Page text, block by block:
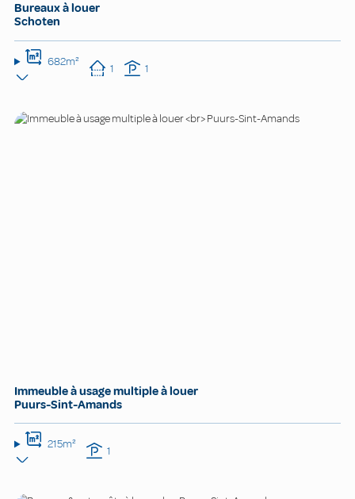
Bureaux à louer
Schoten
682m² 1 1
Immeuble à usage multiple à louer
Puurs-Sint-Amands
215m² 1